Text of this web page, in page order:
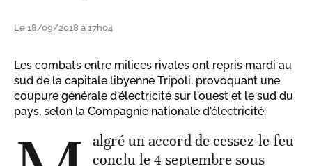
Le 18/09/2018 à 17h04
Les combats entre milices rivales ont repris mardi au
sud de la capitale libyenne Tripoli, provoquant une
coupure générale d'électricité sur l'ouest et le sud du
pays, selon la Compagnie nationale d'électricité.
algré un accord de cessez-le-feu
conclu le 4 septembre sous